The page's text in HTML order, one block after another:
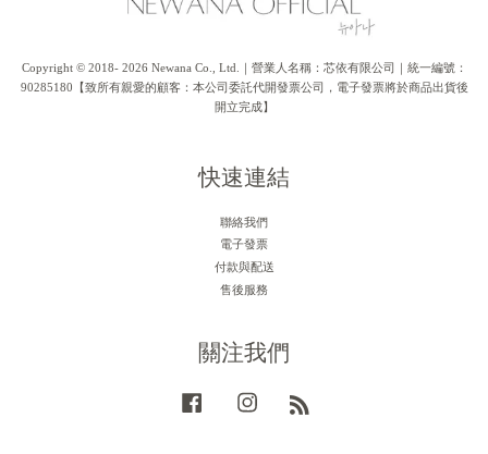
Copyright © 2018- 2026 Newana Co., Ltd.｜營業人名稱：芯依有限公司｜統一編號：
90285180【致所有親愛的顧客：本公司委託代開發票公司，電子發票將於商品出貨後
開立完成】
快速連結
聯絡我們
電子發票
付款與配送
售後服務
關注我們
Facebook Instagram